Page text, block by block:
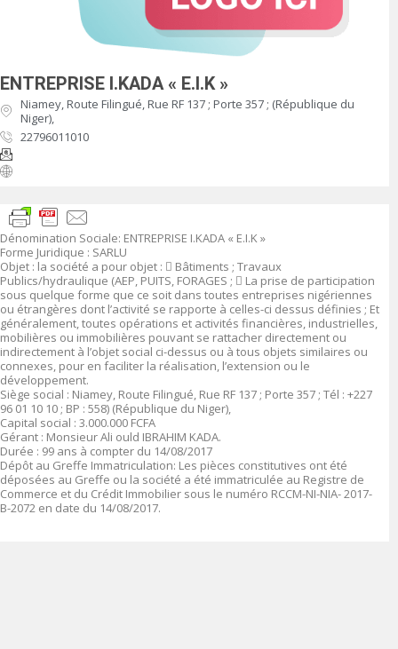
ENTREPRISE I.KADA « E.I.K »
Niamey, Route Filingué, Rue RF 137 ; Porte 357 ; (République du
Niger),
22796011010
Dénomination Sociale: ENTREPRISE I.KADA « E.I.K »
Forme Juridique : SARLU
Objet : la société a pour objet :  Bâtiments ; Travaux
Publics/hydraulique (AEP, PUITS, FORAGES ;  La prise de participation
sous quelque forme que ce soit dans toutes entreprises nigériennes
ou étrangères dont l’activité se rapporte à celles-ci dessus définies ; Et
généralement, toutes opérations et activités financières, industrielles,
mobilières ou immobilières pouvant se rattacher directement ou
indirectement à l’objet social ci-dessus ou à tous objets similaires ou
connexes, pour en faciliter la réalisation, l’extension ou le
développement.
Siège social : Niamey, Route Filingué, Rue RF 137 ; Porte 357 ; Tél : +227
96 01 10 10 ; BP : 558) (République du Niger),
Capital social : 3.000.000 FCFA
Gérant : Monsieur Ali ould IBRAHIM KADA.
Durée : 99 ans à compter du 14/08/2017
Dépôt au Greffe Immatriculation: Les pièces constitutives ont été
déposées au Greffe ou la société a été immatriculée au Registre de
Commerce et du Crédit Immobilier sous le numéro RCCM-NI-NIA- 2017-
B-2072 en date du 14/08/2017.